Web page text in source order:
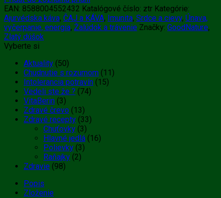
EAN: 8588004552432 Katalógové číslo: ztr Kategórie:
Ajurvédska káva, ČAJ a KÁVA, Imunita, Srdce a cievy, Únava,
vyčerpanie, energia, Žalúdok a trávenie Značky: GoodNature,
Zlatý dúšok
Vyberte si
Aktuality (50)
Chudnutie s rozumom (11)
Intolerancia potravín (15)
Vedeli ste že ? (74)
VitaBerin (3)
Zdravé črevo (13)
Zdravé recepty (33)
Chuťovky (3)
Hlavné jedlá (16)
Polievky (3)
Raňajky (2)
Zdravie (98)
Popis
Zloženie